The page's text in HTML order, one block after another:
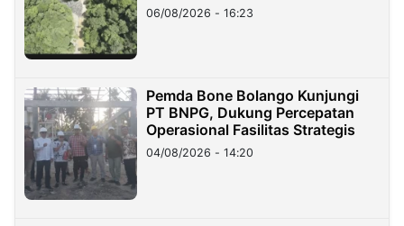
06/08/2026 - 16:23
Pemda Bone Bolango Kunjungi
PT BNPG, Dukung Percepatan
Operasional Fasilitas Strategis
04/08/2026 - 14:20